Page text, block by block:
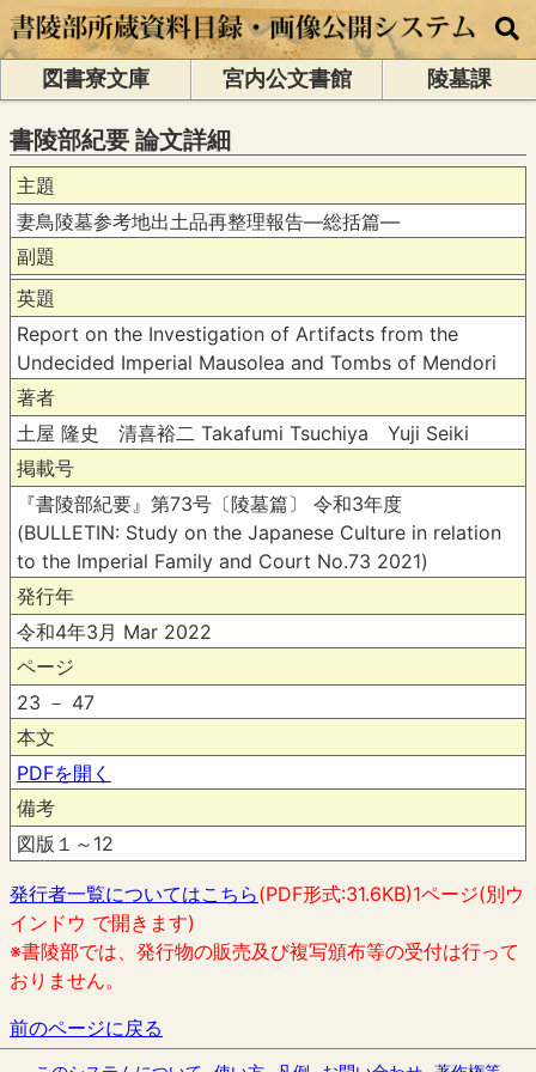
図書寮文庫 宮内公文書館 陵墓課
書陵部紀要 論文詳細
主題
妻鳥陵墓参考地出土品再整理報告―総括篇―
副題
英題
Report on the Investigation of Artifacts from the
Undecided Imperial Mausolea and Tombs of Mendori
著者
土屋 隆史 清喜裕二 Takafumi Tsuchiya Yuji Seiki
掲載号
『書陵部紀要』第73号〔陵墓篇〕 令和3年度
(BULLETIN: Study on the Japanese Culture in relation
to the Imperial Family and Court No.73 2021)
発行年
令和4年3月 Mar 2022
ページ
23 － 47
本文
PDFを開く
備考
図版１～12
発行者一覧についてはこちら(PDF形式:31.6KB)1ページ(別ウ
インドウ で開きます)
※書陵部では、発行物の販売及び複写頒布等の受付は行って
おりません。
前のページに戻る